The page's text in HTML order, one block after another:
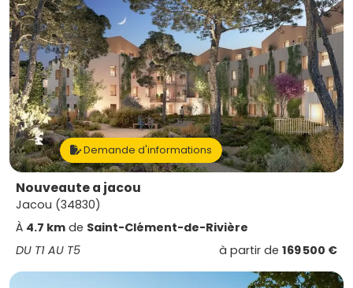
Demande d'informations
Nouveaute a jacou
Jacou (34830)
À 4.7 km de Saint-Clément-de-Rivière
DU T1 AU T5
à partir de 169 500 €